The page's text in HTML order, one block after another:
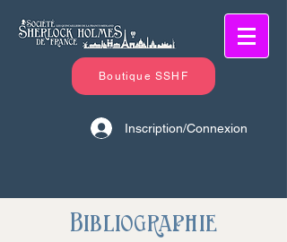
Boutique SSHF
Inscription/Connexion
Bibliographie